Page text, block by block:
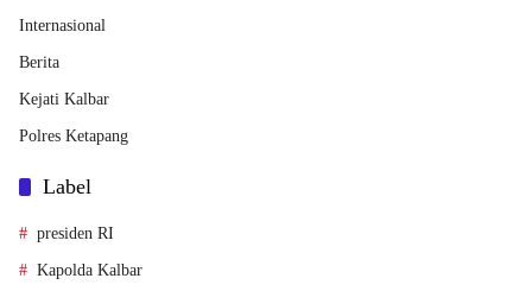
Internasional
Berita
Kejati Kalbar
Polres Ketapang
Label
presiden RI
Kapolda Kalbar